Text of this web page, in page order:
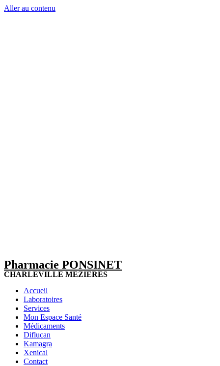
Aller au contenu
Pharmacie PONSINET
CHARLEVILLE MEZIERES
Accueil
Laboratoires
Services
Mon Espace Santé
Médicaments
Diflucan
Kamagra
Xenical
Contact